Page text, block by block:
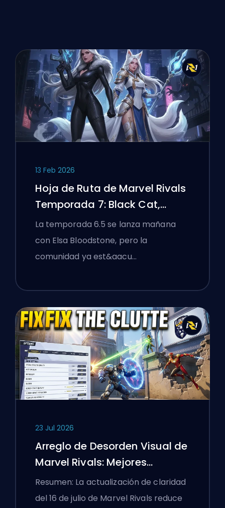
13 Feb 2026
Hoja de Ruta de Marvel Rivals
Temporada 7: Black Cat,
White Fox y el Evento Monsters
Take Manhattan
La temporada 6.5 se lanza mañana
con Elsa Bloodstone, pero la
comunidad ya est&aacu…
23 Jul 2026
Arreglo de Desorden Visual de
Marvel Rivals: Mejores
Configuraciones
Competitivas Después del
Resumen: La actualización de claridad
del 16 de julio de Marvel Rivals reduce